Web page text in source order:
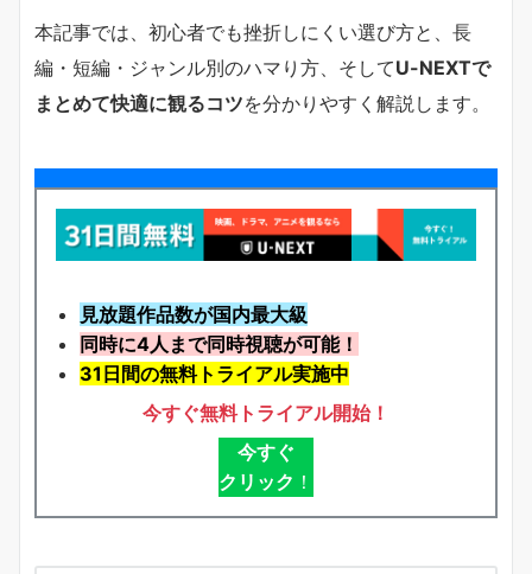
本記事では、初心者でも挫折しにくい選び方と、長
編・短編・ジャンル別のハマり方、そしてU-NEXTで
まとめて快適に観るコツを分かりやすく解説します。
見放題作品数が国内最大級
同時に4人まで同時視聴が可能！
31日間の無料トライアル実施中
今すぐ無料トライアル開始！
今すぐ
クリック ！